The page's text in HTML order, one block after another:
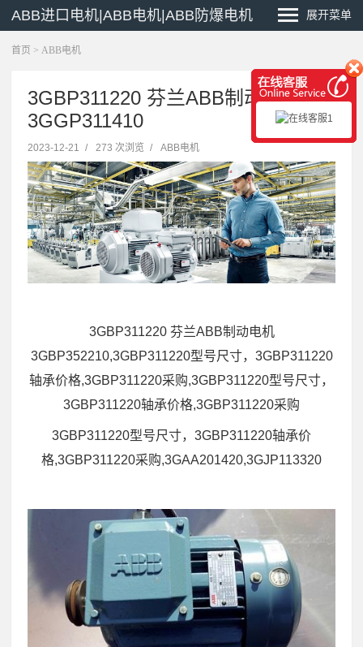
ABB进口电机|ABB电机|ABB防爆电机 展开菜单
首页 > ABB电机
3GBP311220 芬兰ABB制动电机
3GGP311410
2023-12-21 / 273 次浏览 / ABB电机
3GBP311220 芬兰ABB制动电机
3GBP352210,3GBP311220型号尺寸，3GBP311220
轴承价格,3GBP311220采购,3GBP311220型号尺寸，
3GBP311220轴承价格,3GBP311220采购
3GBP311220型号尺寸，3GBP311220轴承价
格,3GBP311220采购,3GAA201420,3GJP113320